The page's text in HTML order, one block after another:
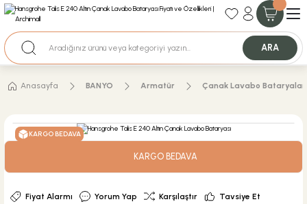
35+ Yıllık Tecrübe
Nakit Ödemeli Özel Fiyatlar için Bizden Teklif Alabilirsiniz.
ARA
Anasayfa BANYO Armatür Çanak Lavabo Bataryaları
KARGO BEDAVA
KARGO BEDAVA
Fiyat Alarmı Yorum Yap Karşılaştır
Tavsiye Et